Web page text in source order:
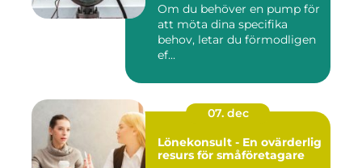
Om du behöver en pump för
att möta dina specifika
behov, letar du förmodligen
ef...
07. dec
Lönekonsult - En ovärderlig
resurs för småföretagare